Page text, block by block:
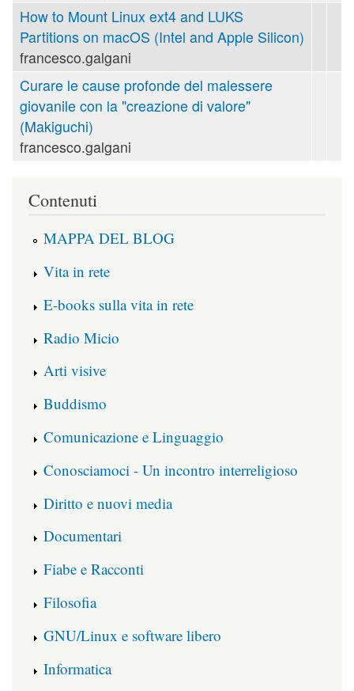
How to Mount Linux ext4 and LUKS
Partitions on macOS (Intel and Apple Silicon)
francesco.galgani
Curare le cause profonde del malessere
giovanile con la "creazione di valore"
(Makiguchi)
francesco.galgani
Contenuti
MAPPA DEL BLOG
Vita in rete
E-books sulla vita in rete
Radio Micio
Arti visive
Buddismo
Comunicazione e Linguaggio
Conosciamoci - Un incontro interreligioso
Diritto e nuovi media
Documentari
Fiabe e Racconti
Filosofia
GNU/Linux e software libero
Informatica